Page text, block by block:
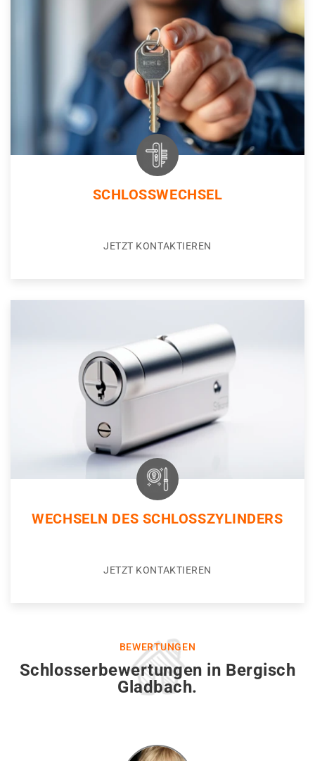
SCHLOSSWECHSEL
JETZT KONTAKTIEREN
WECHSELN DES SCHLOSSZYLINDERS
JETZT KONTAKTIEREN
BEWERTUNGEN
Schlosserbewertungen in Bergisch
Gladbach.